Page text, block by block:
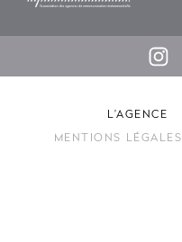
L’AGENCE
MENTIONS LÉGALES